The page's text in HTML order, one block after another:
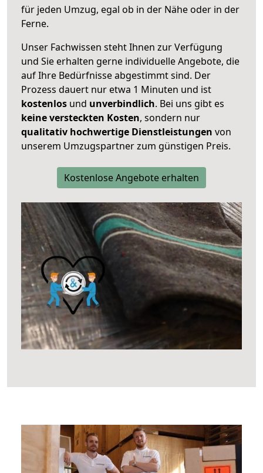
für jeden Umzug, egal ob in der Nähe oder in der
Ferne.
Unser Fachwissen steht Ihnen zur Verfügung
und Sie erhalten gerne individuelle Angebote, die
auf Ihre Bedürfnisse abgestimmt sind. Der
Prozess dauert nur etwa 1 Minuten und ist
kostenlos und unverbindlich. Bei uns gibt es
keine versteckten Kosten, sondern nur
qualitativ hochwertige Dienstleistungen von
unserem Umzugspartner zum günstigen Preis.
Kostenlose Angebote erhalten